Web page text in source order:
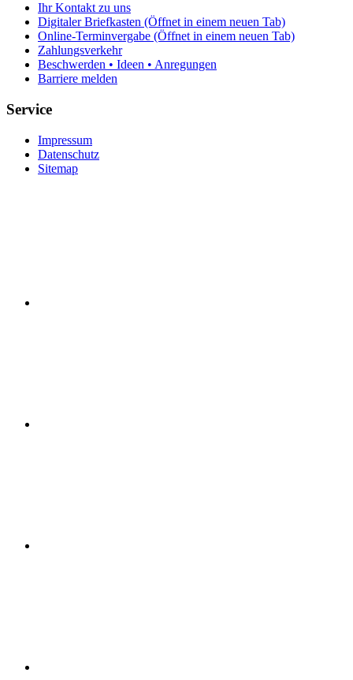
Ihr Kontakt zu uns
Digitaler Briefkasten (Öffnet in einem neuen Tab)
Online-Terminvergabe (Öffnet in einem neuen Tab)
Zahlungsverkehr
Beschwerden • Ideen • Anregungen
Barriere melden
Service
Impressum
Datenschutz
Sitemap